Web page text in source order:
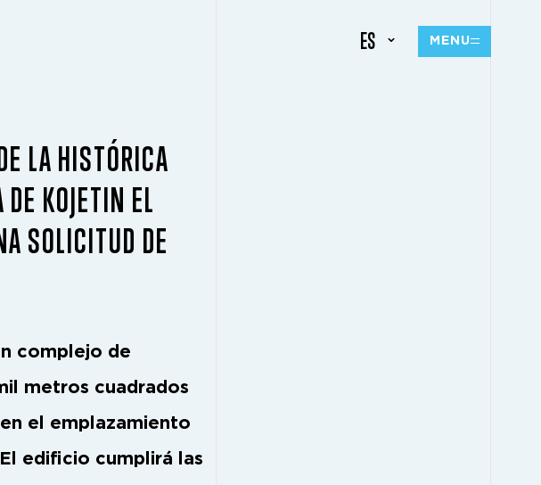
ES MENU
LA HISTÓRICA
KOJETIN EL
SOLICITUD DE
complejo de
metros cuadrados
el emplazamiento
edificio cumplirá las